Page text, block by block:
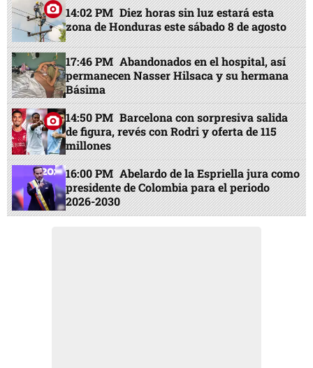
14:02 PM Diez horas sin luz estará esta
zona de Honduras este sábado 8 de agosto
17:46 PM Abandonados en el hospital, así
permanecen Nasser Hilsaca y su hermana
Básima
14:50 PM Barcelona con sorpresiva salida
de figura, revés con Rodri y oferta de 115
millones
16:00 PM Abelardo de la Espriella jura como
presidente de Colombia para el periodo
2026-2030